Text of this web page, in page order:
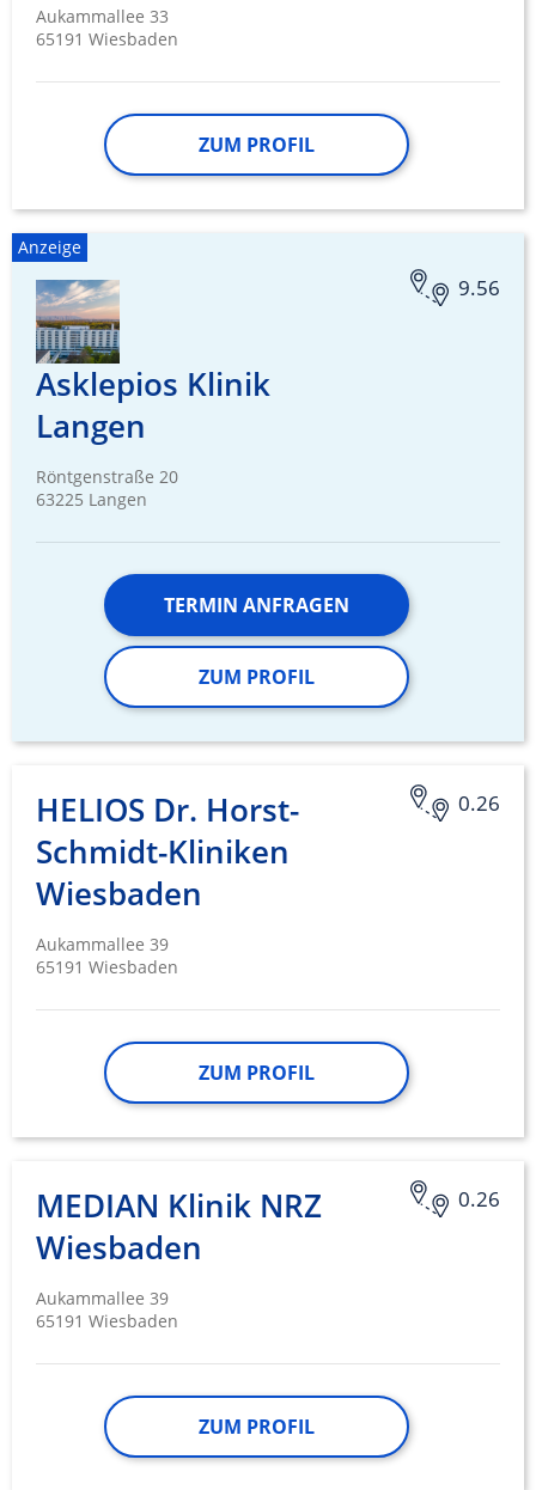
Aukammallee 33
65191 Wiesbaden
ZUM PROFIL
Anzeige
9.56
Asklepios Klinik
Langen
Röntgenstraße 20
63225 Langen
TERMIN ANFRAGEN
ZUM PROFIL
0.26
HELIOS Dr. Horst-
Schmidt-Kliniken
Wiesbaden
Aukammallee 39
65191 Wiesbaden
ZUM PROFIL
0.26
MEDIAN Klinik NRZ
Wiesbaden
Aukammallee 39
65191 Wiesbaden
ZUM PROFIL